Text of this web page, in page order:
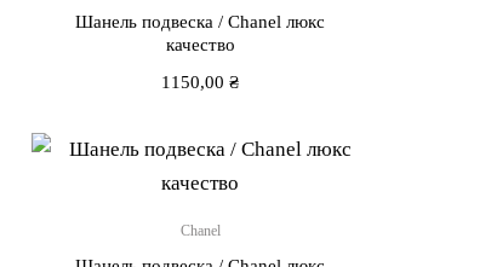
Шанель подвеска / Chanel люкс
качество
1150,00₴
Chanel